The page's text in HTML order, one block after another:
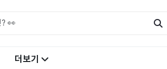
더보기